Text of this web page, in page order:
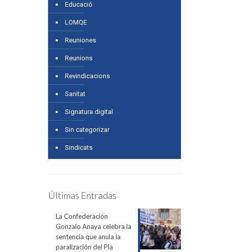
Educació
LOMQE
Reuniones
Reunions
Revindicacions
Sanitat
Signatura digital
Sin categorizar
Sindicats
Últimas Entradas
La Confederación
Gonzalo Anaya celebra la
sentencia que anula la
paralización del Pla